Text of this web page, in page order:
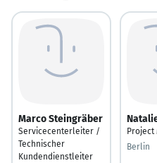
Marco Steingräber
Servicecenterleiter /
Technischer
Kundendienstleiter
Project
Berlin